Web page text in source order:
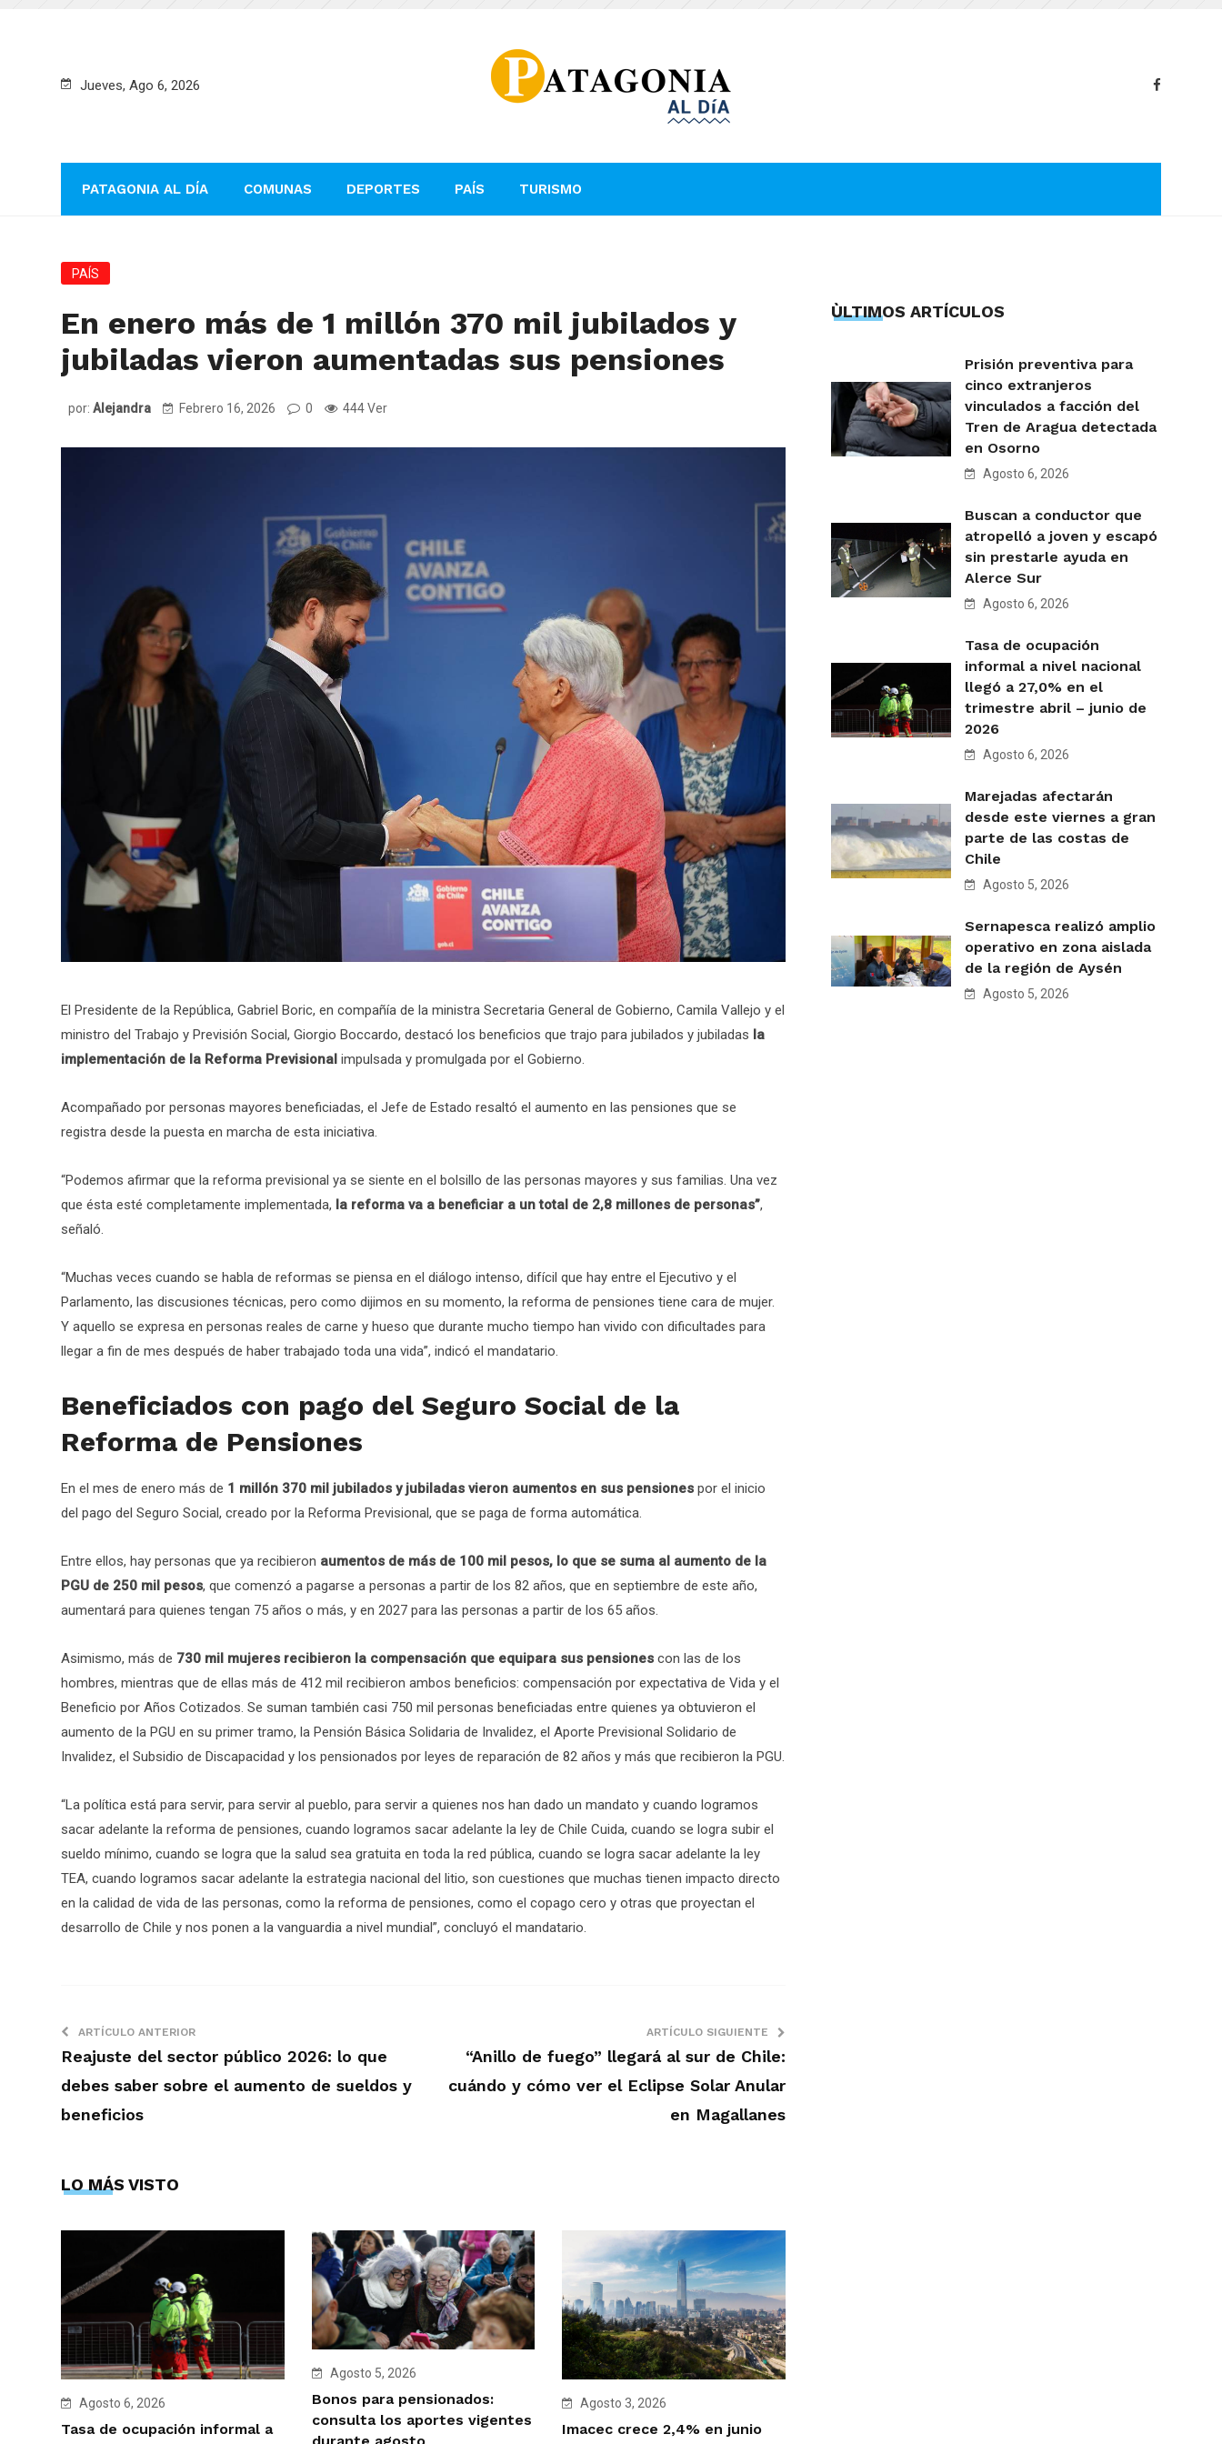
Jueves, Ago 6, 2026
PATAGONIA AL DÍA COMUNAS DEPORTES PAÍS TURISMO
PAÍS
En enero más de 1 millón 370 mil jubilados y
jubiladas vieron aumentadas sus pensiones
por: Alejandra Febrero 16, 2026 0 444 Ver
El Presidente de la República, Gabriel Boric, en compañía de la ministra Secretaria General de Gobierno, Camila Vallejo y el
ministro del Trabajo y Previsión Social, Giorgio Boccardo, destacó los beneficios que trajo para jubilados y jubiladas la
implementación de la Reforma Previsional impulsada y promulgada por el Gobierno.
Acompañado por personas mayores beneficiadas, el Jefe de Estado resaltó el aumento en las pensiones que se
registra desde la puesta en marcha de esta iniciativa.
“Podemos afirmar que la reforma previsional ya se siente en el bolsillo de las personas mayores y sus familias. Una vez
que ésta esté completamente implementada, la reforma va a beneficiar a un total de 2,8 millones de personas”,
señaló.
“Muchas veces cuando se habla de reformas se piensa en el diálogo intenso, difícil que hay entre el Ejecutivo y el
Parlamento, las discusiones técnicas, pero como dijimos en su momento, la reforma de pensiones tiene cara de mujer.
Y aquello se expresa en personas reales de carne y hueso que durante mucho tiempo han vivido con dificultades para
llegar a fin de mes después de haber trabajado toda una vida”, indicó el mandatario.
Beneficiados con pago del Seguro Social de la
Reforma de Pensiones
En el mes de enero más de 1 millón 370 mil jubilados y jubiladas vieron aumentos en sus pensiones por el inicio
del pago del Seguro Social, creado por la Reforma Previsional, que se paga de forma automática.
Entre ellos, hay personas que ya recibieron aumentos de más de 100 mil pesos, lo que se suma al aumento de la
PGU de 250 mil pesos, que comenzó a pagarse a personas a partir de los 82 años, que en septiembre de este año,
aumentará para quienes tengan 75 años o más, y en 2027 para las personas a partir de los 65 años.
Asimismo, más de 730 mil mujeres recibieron la compensación que equipara sus pensiones con las de los
hombres, mientras que de ellas más de 412 mil recibieron ambos beneficios: compensación por expectativa de Vida y el
Beneficio por Años Cotizados. Se suman también casi 750 mil personas beneficiadas entre quienes ya obtuvieron el
aumento de la PGU en su primer tramo, la Pensión Básica Solidaria de Invalidez, el Aporte Previsional Solidario de
Invalidez, el Subsidio de Discapacidad y los pensionados por leyes de reparación de 82 años y más que recibieron la PGU.
“La política está para servir, para servir al pueblo, para servir a quienes nos han dado un mandato y cuando logramos
sacar adelante la reforma de pensiones, cuando logramos sacar adelante la ley de Chile Cuida, cuando se logra subir el
sueldo mínimo, cuando se logra que la salud sea gratuita en toda la red pública, cuando se logra sacar adelante la ley
TEA, cuando logramos sacar adelante la estrategia nacional del litio, son cuestiones que muchas tienen impacto directo
en la calidad de vida de las personas, como la reforma de pensiones, como el copago cero y otras que proyectan el
desarrollo de Chile y nos ponen a la vanguardia a nivel mundial”, concluyó el mandatario.
ARTÍCULO ANTERIOR
Reajuste del sector público 2026: lo que
debes saber sobre el aumento de sueldos y
beneficios
ARTÍCULO SIGUIENTE
“Anillo de fuego” llegará al sur de Chile:
cuándo y cómo ver el Eclipse Solar Anular
en Magallanes
LO MÁS VISTO
Agosto 6, 2026
Tasa de ocupación informal a
Agosto 5, 2026
Bonos para pensionados:
consulta los aportes vigentes
Agosto 3, 2026
Imacec crece 2,4% en junio
ÙLTIMOS ARTÍCULOS
Prisión preventiva para
cinco extranjeros
vinculados a facción del
Tren de Aragua detectada
en Osorno
Agosto 6, 2026
Buscan a conductor que
atropelló a joven y escapó
sin prestarle ayuda en
Alerce Sur
Agosto 6, 2026
Tasa de ocupación
informal a nivel nacional
llegó a 27,0% en el
trimestre abril – junio de
2026
Agosto 6, 2026
Marejadas afectarán
desde este viernes a gran
parte de las costas de
Chile
Agosto 5, 2026
Sernapesca realizó amplio
operativo en zona aislada
de la región de Aysén
Agosto 5, 2026